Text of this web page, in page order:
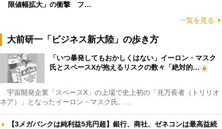
限値幅拡大」の衝撃 フ…
一覧を見る
大前研一「ビジネス新大陸」の歩き方
「いつ暴発してもおかしくはない」イーロン・マスク
氏とスペースXが抱えるリスクの数々「絶対的…
宇宙開発企業「スペースX」の上場で史上初の「兆万長者（トリリオ
ネア）」となったイーロン・マスク氏。…
【3メガバンクは純利益5兆円超】銀行、商社、ゼネコンは最高益続